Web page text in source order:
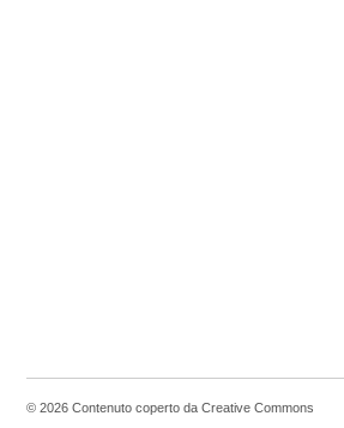
© 2026 Contenuto coperto da Creative Commons